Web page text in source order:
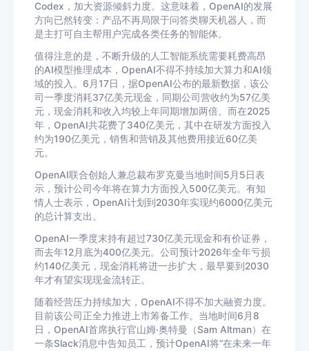
Codex ，加大资源倾斜力度。这意味着， OpenAI的发展
方向已然转变：产品不再局限于问答类聊天机器人，而
是主打可自主帮用户完成各类任务的智能体。
值得注意的是，不断升级的人工智能系统需要耗费高昂
的AI模型推理成本， OpenAI不得不持续加大算力和AI领
域的投入。 6 月17日，据OpenAI公布的最新数据，该公
司一季度消耗37亿美元现金，同期公司营收约为57亿美
元，现金消耗和收入均较上年同期增加两倍。而在2025
年， OpenAI共花费了340亿美元，其中在研发方面投入
约为190亿美元，销售和营销及其他费用接近60亿美
元。
OpenAI联合创始人兼总裁布罗克曼当地时间5 月 5日表
示，预计公司今年将在算力方面投入 500亿美元。有知
情人士表示， OpenAI计划到 2030年实现约6000亿美元
的总计算支出。
OpenAI一季度末持有超过730亿美元现金和有价证券，
而去年12月底为400亿美元。 公司预计2026年全年亏损
约140亿美元，现金消耗将进一步扩大，最早要到 2030
年才有望实现现金流转正。
随着经营压力持续加大， OpenAI不得不加大融资力度。
目前该公司正全力推进上市筹备工作。当地时间6 月 8
日， OpenAI首席执行官山姆·奥特曼（Sam Altman）在
一条Slack消息中告知员工，预计OpenAI将“在未来一年